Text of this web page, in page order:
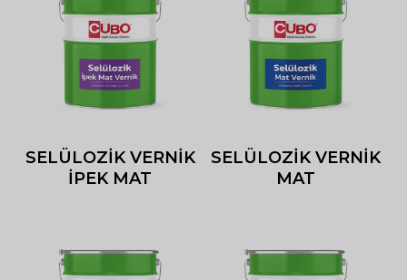
SELÜLOZİK VERNİK
İPEK MAT
SELÜLOZİK VERNİK
MAT